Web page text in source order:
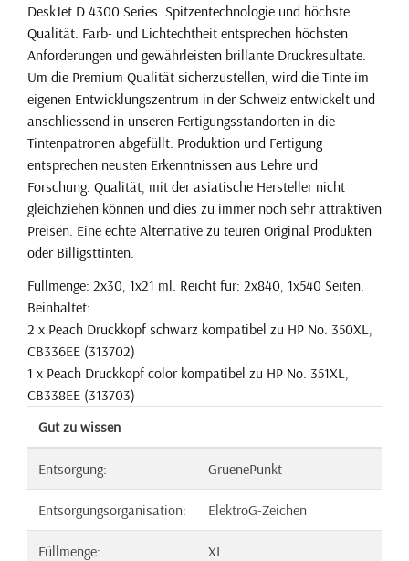
DeskJet D 4300 Series. Spitzentechnologie und höchste
Qualität. Farb- und Lichtechtheit entsprechen höchsten
Anforderungen und gewährleisten brillante Druckresultate.
Um die Premium Qualität sicherzustellen, wird die Tinte im
eigenen Entwicklungszentrum in der Schweiz entwickelt und
anschliessend in unseren Fertigungsstandorten in die
Tintenpatronen abgefüllt. Produktion und Fertigung
entsprechen neusten Erkenntnissen aus Lehre und
Forschung. Qualität, mit der asiatische Hersteller nicht
gleichziehen können und dies zu immer noch sehr attraktiven
Preisen. Eine echte Alternative zu teuren Original Produkten
oder Billigsttinten.
Füllmenge: 2x30, 1x21 ml. Reicht für: 2x840, 1x540 Seiten.
Beinhaltet:
2 x Peach Druckkopf schwarz kompatibel zu HP No. 350XL,
CB336EE (313702)
1 x Peach Druckkopf color kompatibel zu HP No. 351XL,
CB338EE (313703)
Gut zu wissen
Entsorgung: GruenePunkt
Entsorgungsorganisation: ElektroG-Zeichen
Füllmenge: XL